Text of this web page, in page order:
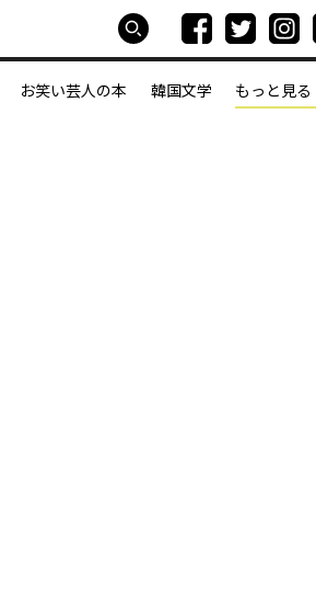
お笑い芸人の本 韓国文学 もっと見る